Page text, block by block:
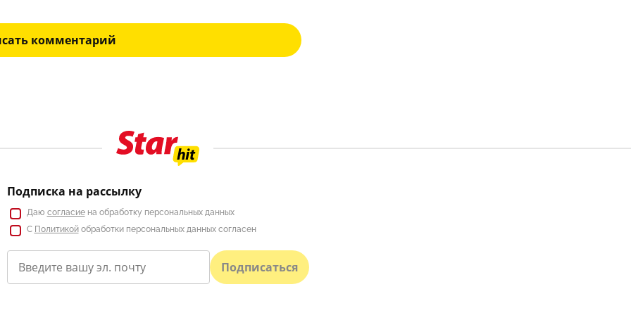
комментарий
Подписка на рассылку
Даю согласиена обработку персональных данных
С Политикойобработки персональных данных согласен
Подписаться